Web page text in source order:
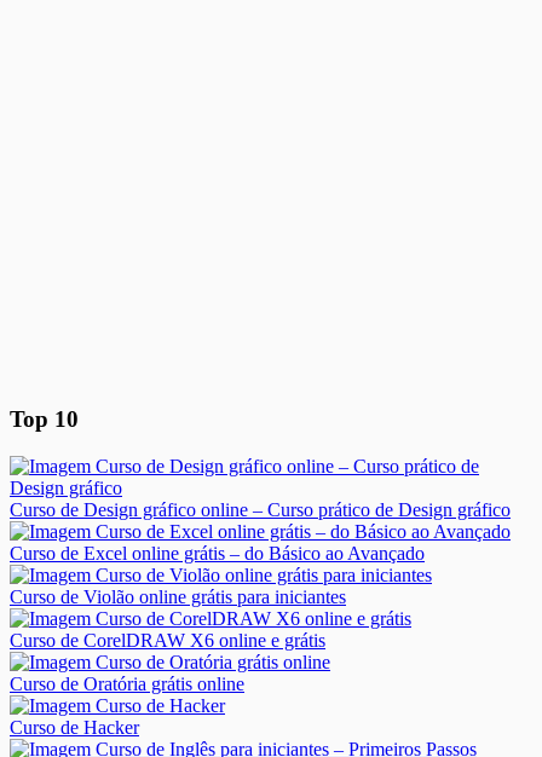
Top 10
Curso de Design gráfico online – Curso prático de Design gráfico
Curso de Excel online grátis – do Básico ao Avançado
Curso de Violão online grátis para iniciantes
Curso de CorelDRAW X6 online e grátis
Curso de Oratória grátis online
Curso de Hacker